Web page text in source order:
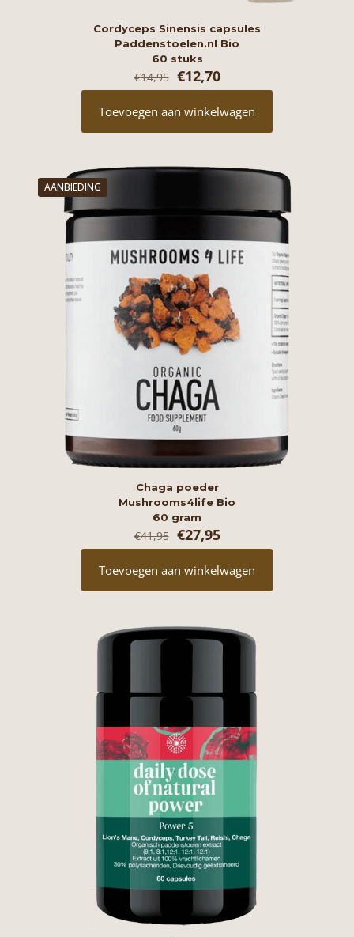
Cordyceps Sinensis capsules
Paddenstoelen.nl Bio
60 stuks
€14,95 Oorspronkelijke
prijs
was:
€14,95.
€12,70Huidige
prijs
is:
€12,70.
Toevoegen aan winkelwagen
AANBIEDING
Chaga poeder
Mushrooms4life Bio
60 gram
€41,95 Oorspronkelijke
prijs
was:
€41,95.
€27,95Huidige
prijs
is:
€27,95.
Toevoegen aan winkelwagen